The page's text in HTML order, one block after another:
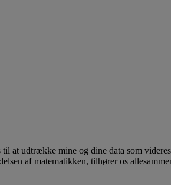
at udtrække mine og dine data som
af matematikken, tilhører os